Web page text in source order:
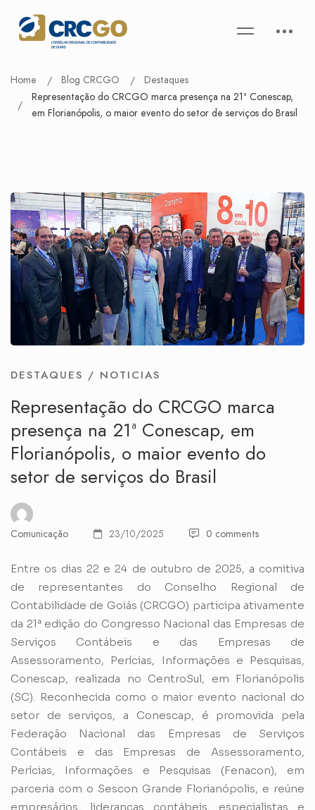
Home Blog CRCGO
Destaques
Representação do CRCGO marca presença na 21ª Conescap,
em Florianópolis, o maior evento do setor de serviços do Brasil
DESTAQUES / NOTICIAS
Representação do CRCGO marca
presença na 21ª Conescap, em
Florianópolis, o maior evento do
setor de serviços do Brasil
Comunicação 23/10/2025 0 comments
Entre os dias 22 e 24 de outubro de 2025, a comitiva
de representantes do Conselho Regional de
Contabilidade de Goiás (CRCGO) participa ativamente
da 21ª edição do Congresso Nacional das Empresas de
Serviços Contábeis e das Empresas de
Assessoramento, Perícias, Informações e Pesquisas,
Conescap, realizada no CentroSul, em Florianópolis
(SC). Reconhecida como o maior evento nacional do
setor de serviços, a Conescap, é promovida pela
Federação Nacional das Empresas de Serviços
Contábeis e das Empresas de Assessoramento,
Perícias, Informações e Pesquisas (Fenacon), em
parceria com o Sescon Grande Florianópolis, e reúne
empresários, lideranças contábeis, especialistas e